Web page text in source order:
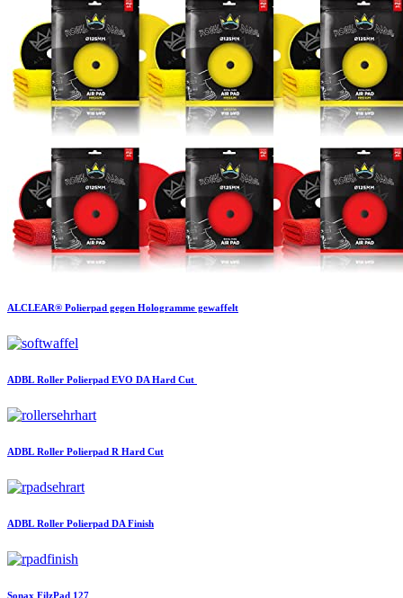
ALCLEAR® Polierpad gegen Hologramme gewaffelt
ADBL Roller Polierpad EVO DA Hard Cut
ADBL Roller Polierpad R Hard Cut
ADBL Roller Polierpad DA Finish
Sonax FilzPad 127